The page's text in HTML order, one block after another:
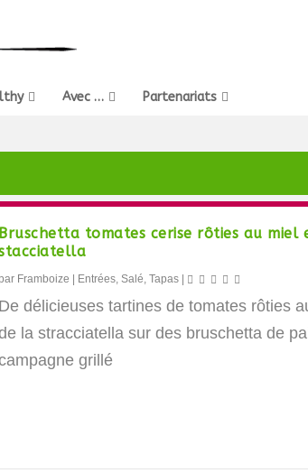
Avec … Partenariats
Bruschetta tomates cerise rôties au miel
Framboize Entrées,Salé,Tapas
De délicieuses tartines de tomates rôties
la stracciatella sur des bruschetta de
grillé